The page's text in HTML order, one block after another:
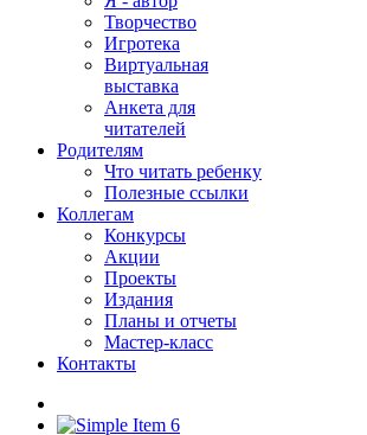
Творчество
Игротека
Виртуальная
выставка
Анкета для
читателей
Родителям
Что читать ребенку
Полезные ссылки
Коллегам
Конкурсы
Акции
Проекты
Издания
Планы и отчеты
Мастер-класс
Контакты